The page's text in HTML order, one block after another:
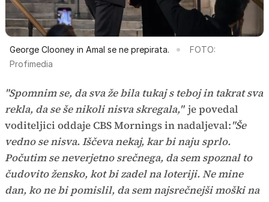
George Clooney in Amal se ne prepirata.
FOTO:
Profimedia
"Spomnim se, da sva že bila tukaj s teboj in takrat sva
rekla, da se še nikoli nisva skregala," je povedal
voditeljici oddaje CBS Mornings in nadaljeval:"Še
vedno se nisva. Iščeva nekaj, kar bi naju sprlo.
Počutim se neverjetno srečnega, da sem spoznal to
čudovito žensko, kot bi zadel na loteriji. Ne mine
dan, ko ne bi pomislil, da sem najsrečnejši moški na